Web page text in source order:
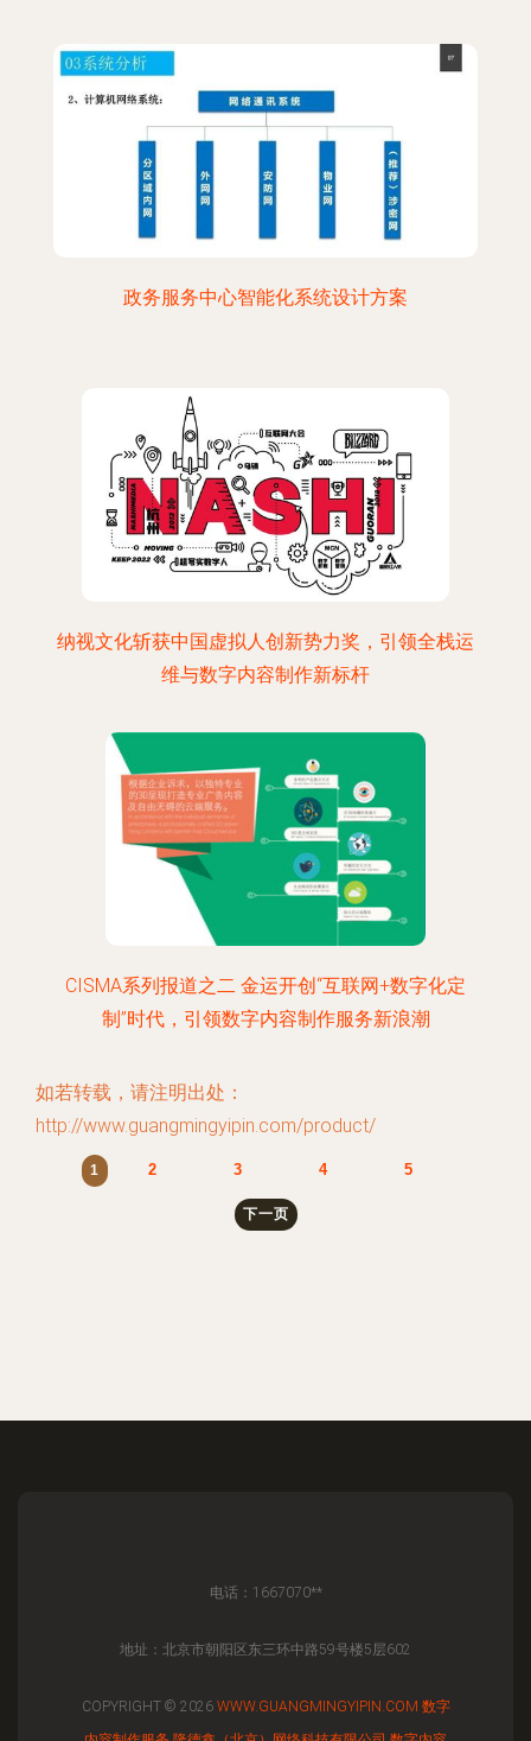
政务服务中心智能化系统设计方案
纳视文化斩获中国虚拟人创新势力奖，引领全栈运
维与数字内容制作新标杆
CISMA系列报道之二 金运开创“互联网+数字化定
制”时代，引领数字内容制作服务新浪潮
如若转载，请注明出处：
http://www.guangmingyipin.com/product/
1 2 3 4 5
下一页
电话：1667070**
地址：北京市朝阳区东三环中路59号楼5层602
COPYRIGHT © 2026 WWW.GUANGMINGYIPIN.COM 数字